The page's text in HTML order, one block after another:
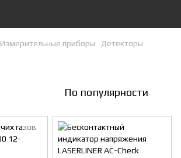
Измерительные приборы Детекторы
По популярности